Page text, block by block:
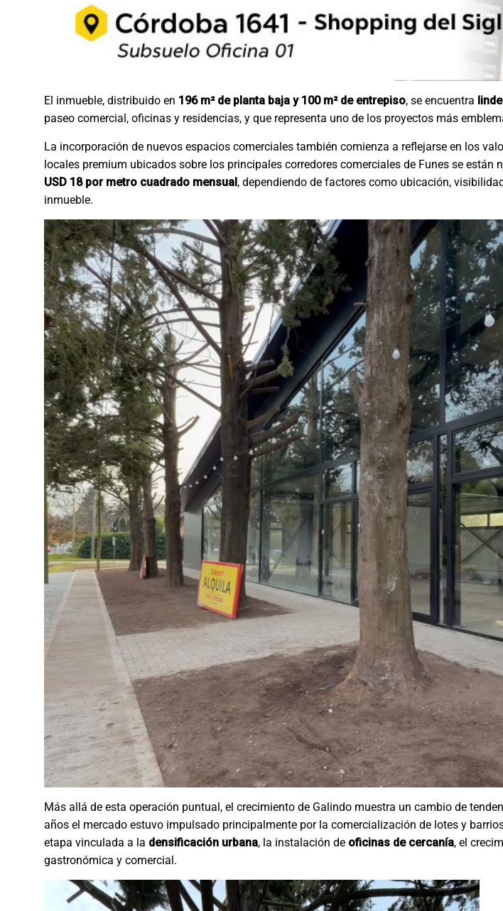
El inmueble, distribuido en 196 m² de planta baja y 100 m² de entrepiso, se encuentra
paseo comercial, oficinas y residencias, y que representa uno de los proyectos más
La incorporación de nuevos espacios comerciales también comienza a reflejarse en los
locales premium ubicados sobre los principales corredores comerciales de Funes se están
USD 18 por metro cuadrado mensual , dependiendo de factores como ubicación,
inmueble.
Más allá de esta operación puntual, el crecimiento de Galindo muestra un cambio de
años el mercado estuvo impulsado principalmente por la comercialización de lotes y
etapa vinculada a la densificación urbana, la instalación de oficinas de cercanía, el
gastronómica y comercial.